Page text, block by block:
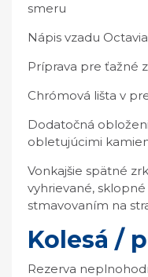
smeru
Nápis vzadu
Príprava pre ťažné
Chrómová lišta v
Dodatočná
obletujúcimi
Vonkajšie spätné
vyhrievané,
stmavovaním na
Kolesá /
Rezerva